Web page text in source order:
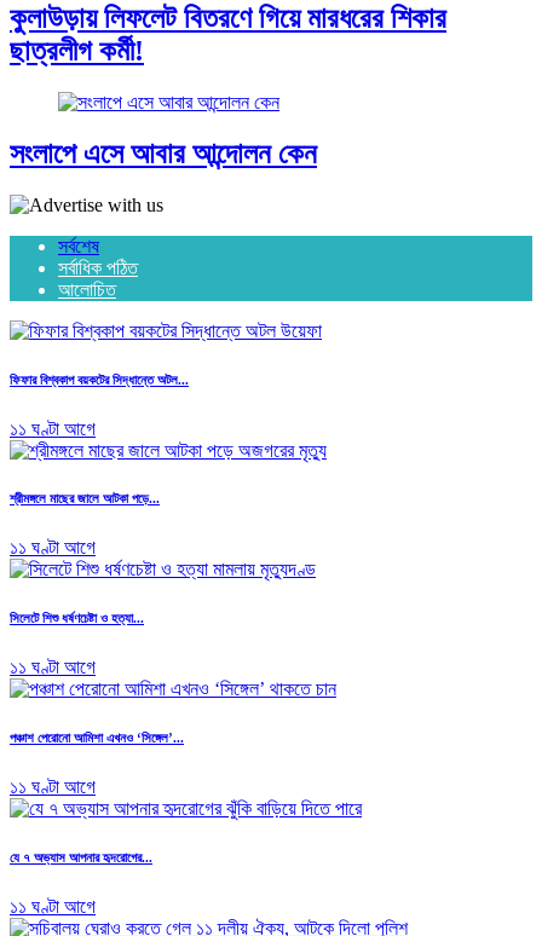
কুলাউড়ায় লিফলেট বিতরণে গিয়ে মারধরের শিকার
ছাত্রলীগ কর্মী!
সংলাপে এসে আবার আন্দোলন কেন
সর্বশেষ
সর্বাধিক পঠিত
আলোচিত
ফিফার বিশ্বকাপ বয়কটের সিদ্ধান্তে অটল...
১১ ঘণ্টা আগে
শ্রীমঙ্গলে মাছের জালে আটকা পড়ে...
১১ ঘণ্টা আগে
সিলেটে শিশু ধর্ষণচেষ্টা ও হত্যা...
১১ ঘণ্টা আগে
পঞ্চাশ পেরোনো আমিশা এখনও ‘সিঙ্গেল’...
১১ ঘণ্টা আগে
যে ৭ অভ্যাস আপনার হৃদরোগের...
১১ ঘণ্টা আগে